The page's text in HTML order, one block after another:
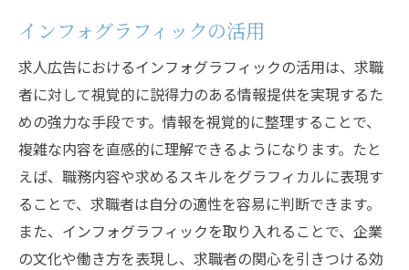
インフォグラフィックの活用
求人広告におけるインフォグラフィックの活用は、求職
者に対して視覚的に説得力のある情報提供を実現するた
めの強力な手段です。情報を視覚的に整理することで、
複雑な内容を直感的に理解できるようになります。たと
えば、職務内容や求めるスキルをグラフィカルに表現す
ることで、求職者は自分の適性を容易に判断できます。
また、インフォグラフィックを取り入れることで、企業
の文化や働き方を表現し、求職者の関心を引きつける効